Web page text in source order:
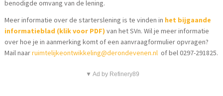
benodigde omvang van de lening.
Meer informatie over de starterslening is te vinden in het bijgaande
informatieblad (klik voor PDF) van het SVn. Wil je meer informatie
over hoe je in aanmerking komt of een aanvraagformulier opvragen?
Mail naarruimtelijkeontwikkeling@derondevenen.nl of bel 0297-291825.
▼ Ad by Refinery89